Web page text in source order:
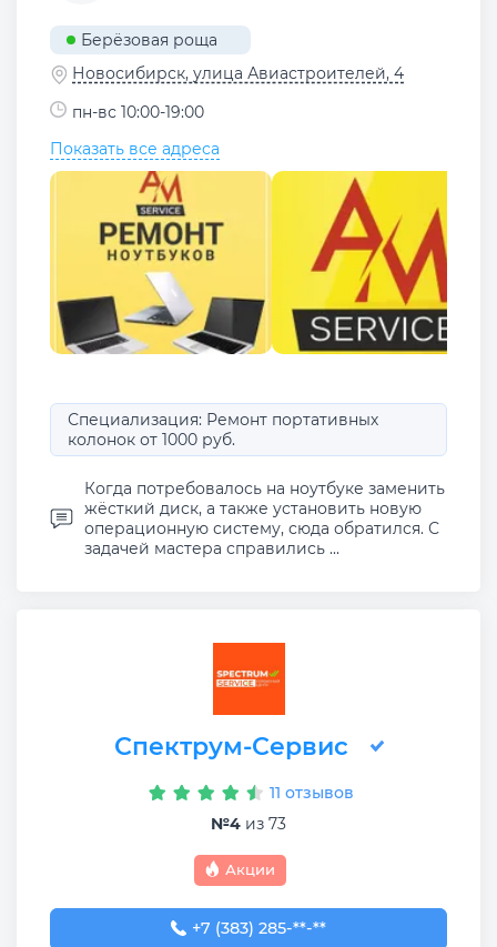
Берёзовая роща
Новосибирск, улица Авиастроителей, 4
пн-вс 10:00-19:00
Показать все адреса
Специализация: Ремонт портативных
колонок от 1000 руб.
Когда потребовалось на ноутбуке заменить
жёсткий диск, а также установить новую
операционную систему, сюда обратился. С
задачей мастера справились ...
Спектрум-Сервис
11 отзывов
№4 из 73
Акции
+7 (383) 285-96-21
+7 (383) 285-**-**